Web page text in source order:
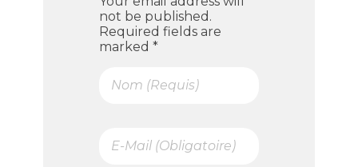
not be published.
Required fields are
marked *